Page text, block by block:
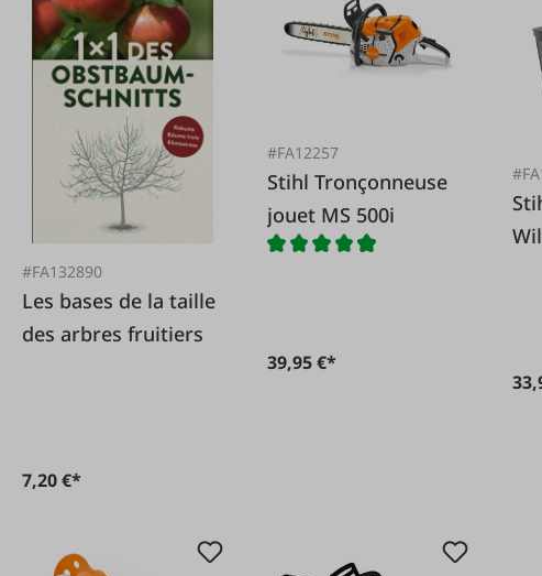
#FA132890
Les bases de la taille
des arbres fruitiers
7,20 €*
#FA12257
Stihl Tronçonneuse
jouet MS 500i
39,95 €*
Stihl Jouet